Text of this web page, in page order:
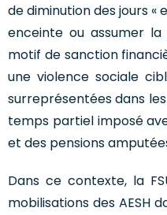
de diminution des jours «
enceinte ou assumer
motif de sanction
une violence sociale
surreprésentées dans
temps partiel imposé
et des pensions
Dans ce contexte, la
mobilisations des AESH